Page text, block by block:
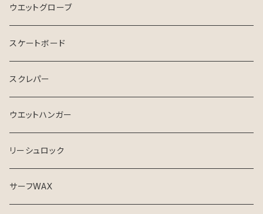
リーフブーツ
ウエットグローブ
スケートボード
スクレパー
ウエットハンガー
リーシュロック
サーフWAX